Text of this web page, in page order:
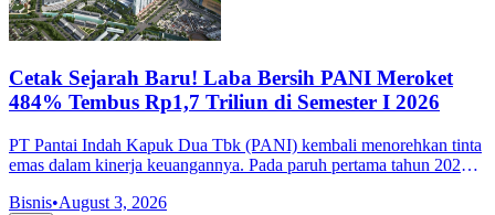
Cetak Sejarah Baru! Laba Bersih PANI Meroket
484% Tembus Rp1,7 Triliun di Semester I 2026
PT Pantai Indah Kapuk Dua Tbk (PANI) kembali menorehkan tinta
emas dalam kinerja keuangannya. Pada paruh pertama tahun 2026,
sejarah peru
Bisnis•August 3, 2026